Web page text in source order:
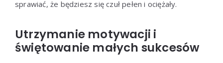
sprawiać, że będziesz się czuł pełen i ociężały.
Utrzymanie motywacji i
świętowanie małych sukcesów